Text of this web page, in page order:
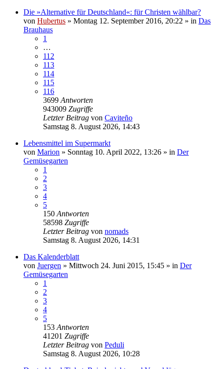
Die »Alternative für Deutschland«: für Christen wählbar?
von Hubertus » Montag 12. September 2016, 20:22 » in Das
Brauhaus
1
…
112
113
114
115
116
3699 Antworten
943009 Zugriffe
Letzter Beitrag von Caviteño
Samstag 8. August 2026, 14:43
Lebensmittel im Supermarkt
von Marion » Sonntag 10. April 2022, 13:26 » in Der
Gemüsegarten
1
2
3
4
5
150 Antworten
58598 Zugriffe
Letzter Beitrag von nomads
Samstag 8. August 2026, 14:31
Das Kalenderblatt
von Juergen » Mittwoch 24. Juni 2015, 15:45 » in Der
Gemüsegarten
1
2
3
4
5
153 Antworten
41201 Zugriffe
Letzter Beitrag von Peduli
Samstag 8. August 2026, 10:28